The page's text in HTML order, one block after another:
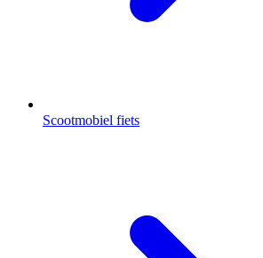
Scootmobiel fiets